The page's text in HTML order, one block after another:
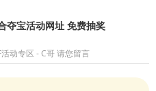
夺宝活动网址 免费抽奖
活动专区 - C哥请您留言